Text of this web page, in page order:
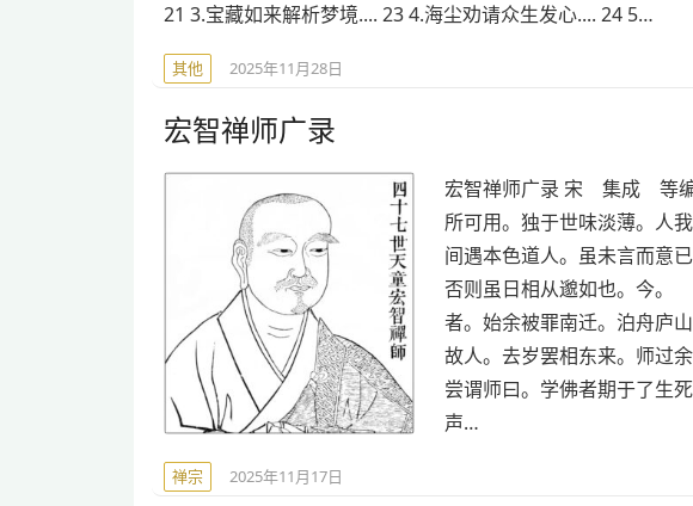
21 3.宝藏如来解析梦境.... 23 4.海尘劝请众生发心.... 24 5…
其他 2025年11月28日
宏智禅师广录
宏智禅师广录 宋 集成
所可用。独于世味淡薄。人
间遇本色道人。虽未言而意
否则虽日相从邈如也。今
者。始余被罪南迁。泊舟庐
故人。去岁罢相东来。师过
尝谓师曰。学佛者期于了生
声…
禅宗 2025年11月17日